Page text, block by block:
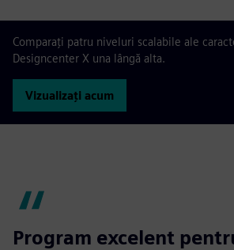
Comparați patru niveluri scalabile ale
Designcenter X una lângă alta.
Vizualizați acum
Program excelent